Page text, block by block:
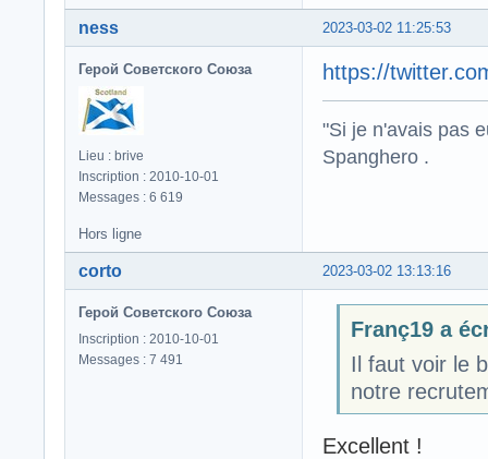
2023-03-02 11:25:53
ness
Герой Советского Союза
Lieu : brive
Inscription : 2010-10-01
Messages : 6 619
https://
"Si je n'avais pas
Spanghero .
Hors ligne
2023-03-02 13:13:16
corto
Герой Советского Союза
Inscription : 2010-10-01
Messages : 7 491
Franç19 a
Il faut voir le
notre
Excellent !